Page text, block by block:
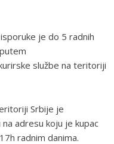
je do 5 radnih
službe na teritoriji
Srbije je
adresu koju je kupac
radnim danima.